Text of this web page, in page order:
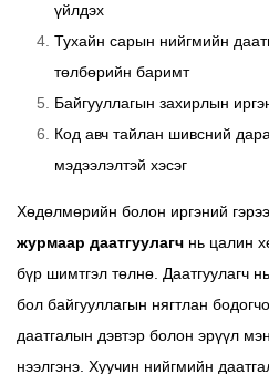
үйлдэх
Тухайн сарын нийгмийн
төлбөрийн баримт
Байгууллагын захирлын
Код авч тайлан шивсний
мэдээлэлтэй хэсэг
Хөдөлмөрийн болон иргэний
журмаар даатгуулагч нь цалин
бүр шимтгэл төлнө. Даатгуулагч
бол байгууллагын нягтлан
даатгалын дэвтэр болон эрүүл
нээлгэнэ. Хуучин нийгмийн